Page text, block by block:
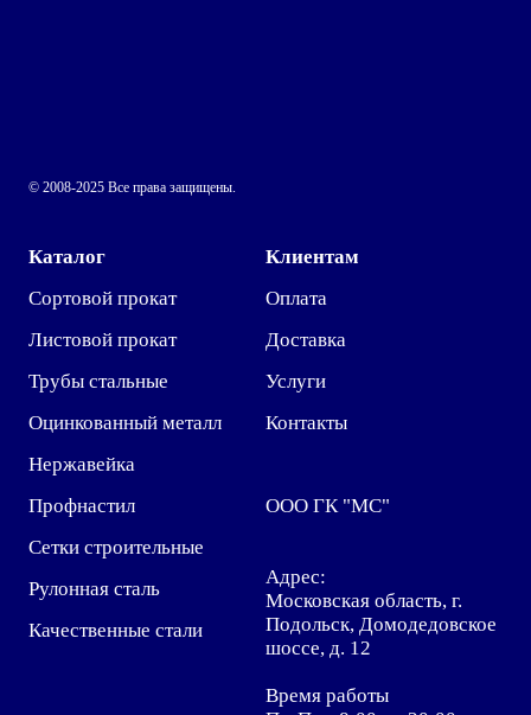
© 2008-2025 Все права защищены.
Каталог
Сортовой прокат
Листовой прокат
Трубы стальные
Оцинкованный металл
Нержавейка
Профнастил
Сетки строительные
Рулонная сталь
Качественные стали
Клиентам
Оплата
Доставка
Услуги
Контакты
ООО ГК "МС"
Адрес:
Московская область, г.
Подольск, Домодедовское
шоссе, д. 12
Время работы